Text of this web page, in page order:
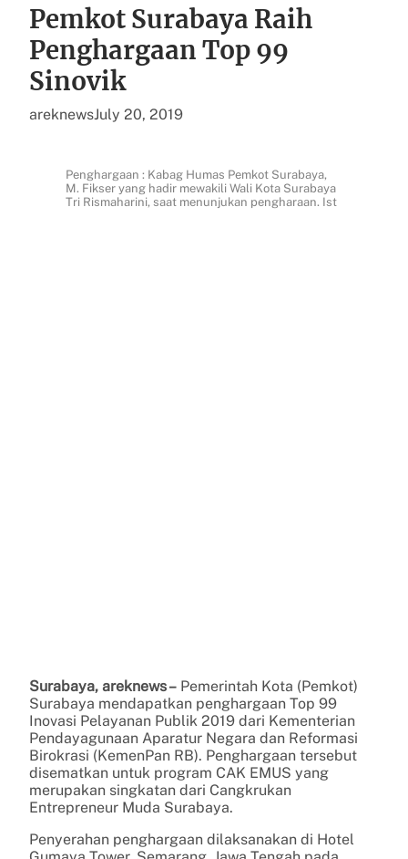
Pemkot Surabaya Raih
Penghargaan Top 99
Sinovik
areknewsJuly 20, 2019
Penghargaan : Kabag Humas Pemkot Surabaya,
M. Fikser yang hadir mewakili Wali Kota Surabaya
Tri Rismaharini, saat menunjukan pengharaan. Ist
Surabaya, areknews – Pemerintah Kota (Pemkot)
Surabaya mendapatkan penghargaan Top 99
Inovasi Pelayanan Publik 2019 dari Kementerian
Pendayagunaan Aparatur Negara dan Reformasi
Birokrasi (KemenPan RB). Penghargaan tersebut
disematkan untuk program CAK EMUS yang
merupakan singkatan dari Cangkrukan
Entrepreneur Muda Surabaya.
Penyerahan penghargaan dilaksanakan di Hotel